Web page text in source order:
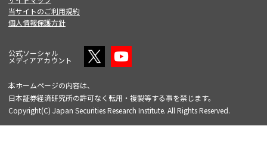
当サイトのご利用規約
個人情報保護方針
公式ソーシャル
メディアアカウント
本ホームページの内容は、
日本証券経済研究所の許可なく転用・複製等する事を禁じます。
Copyright(C) Japan Securities Research Institute. All Rights Reserved.